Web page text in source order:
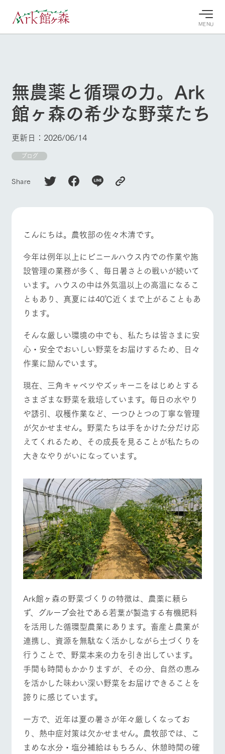
MENU
牧場へ行
く
営業時
間・料金
交通アク
セス
よくいた
だく質問
団体のお
客様へ
ペットを
お連れの
お客様へ
お問い合
わせ・資
よく見られている情報
今日の牧
案内
ガーデンの開花
状況などを毎日
イベン
ント・フェアの
情報やスケジュ
牧場の楽
フラワー
ガーデン
花のある美しい
自然環境の中、
季節の移り変わ
りを存分に味わ
動物とふ
れあう
触れて、感じ
て、学ぶ。館ヶ
森の雄大な自然
アクティ
ビティ／
体験
ツリーハウスや
各種体験教室な
ど、楽しみなが
レストラ
ン
知り尽くした料
理人が腕を振
い、ビュッフェ
スタイルで提供
ショップ
／お買い
丹精込めて育て
た生産品をはじ
め、牧場産の逸
店舗
牧場マッ
プ
ウンロード
周遊バス
牧場内を巡る周
ホーム
Ark館ヶ森について
牧場に行く
ArkFarm Wedding
お知らせ
ブログ
生産品カタログ・資料DL
English (Google Translate)
ネットショップ
個人情報取扱いについて
牧場トップ 今日の牧場 牧場の楽しみ方
イベント/フェア
動物とふれあう アクティビティ/体験
牧場マップを見る 周遊バス
営業時間・料金 交通アクセス
よくあるご質問
団体のお客様へ
ペットをお連れの
お客様へ お問い合わせ
無農薬と循環の力。Ark
館ヶ森の希少な野菜たち
更新日：2026/06/14
ブログ
Share
こんにちは。農牧部の佐々木清です。
今年は例年以上にビニールハウス内での作業や施
設管理の業務が多く、毎日暑さとの戦いが続いて
います。ハウスの中は外気温以上の高温になるこ
ともあり、真夏には40℃近くまで上がることもあ
ります。
そんな厳しい環境の中でも、私たちは皆さまに安
心・安全でおいしい野菜をお届けするため、日々
作業に励んでいます。
現在、三角キャベツやズッキーニをはじめとする
さまざまな野菜を栽培しています。毎日の水やり
や誘引、収穫作業など、一つひとつの丁寧な管理
が欠かせません。野菜たちは手をかけた分だけ応
えてくれるため、その成長を見ることが私たちの
大きなやりがいになっています。
Ark館ヶ森の野菜づくりの特徴は、農薬に頼ら
ず、グループ会社である若葉が製造する有機肥料
を活用した循環型農業にあります。畜産と農業が
連携し、資源を無駄なく活かしながら土づくりを
行うことで、野菜本来の力を引き出しています。
手間も時間もかかりますが、その分、自然の恵み
を活かした味わい深い野菜をお届けできることを
誇りに感じています。
一方で、近年は夏の暑さが年々厳しくなってお
り、熱中症対策は欠かせません。農牧部では、こ
まめな水分・塩分補給はもちろん、休憩時間の確